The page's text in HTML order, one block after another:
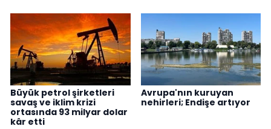
Büyük petrol şirketleri
savaş ve iklim krizi
ortasında 93 milyar dolar
kâr etti
Avrupa'nın kuruyan
nehirleri; Endişe artıyor